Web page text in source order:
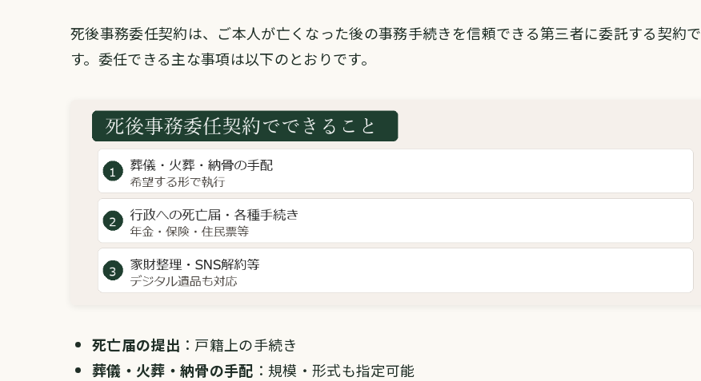
死後事務委任契約は、ご本人が亡くなった後の事務手続きを信頼できる第三者に委託する契約で
す。委任できる主な事項は以下のとおりです。
死亡届の提出 ：戸籍上の手続き
葬儀・火葬・納骨の手配 ：規模・形式も指定可能